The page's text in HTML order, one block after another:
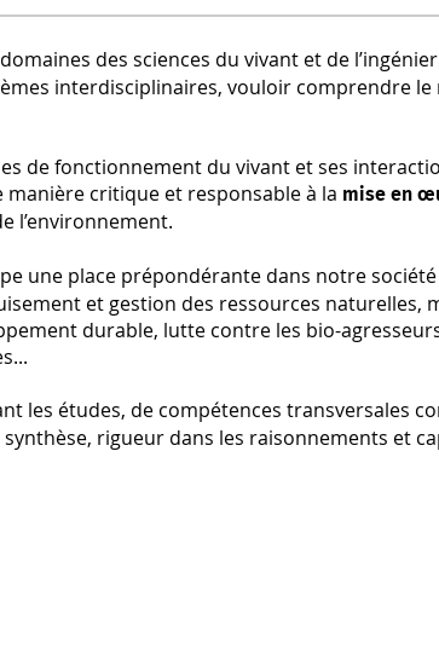
des sciences du vivant et de
interdisciplinaires, vouloir comprendre le
de fonctionnement du vivant et ses
critique et responsable à la mise en
l’environnement.
une place prépondérante dans notre
et gestion des ressources naturelles,
durable, lutte contre les bio-
les études, de compétences transversales
rigueur dans les raisonnements et